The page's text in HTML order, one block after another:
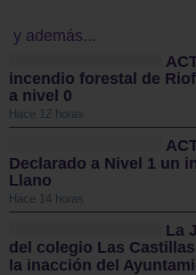
y además...
incendio forestal de
a nivel 0
Hace 12 horas
Declarado a Nivel 1 un
Llano
Hace 14 horas
La
del colegio Las
la inacción del